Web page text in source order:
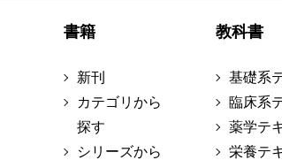
書籍
新刊
カテゴリから
探す
シリーズから
教科書
基礎系
臨床系
薬学テ
栄養テ